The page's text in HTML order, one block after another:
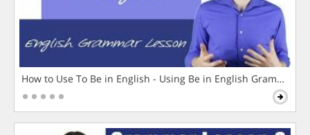
How to Use To Be in English - Using Be in English Grammar